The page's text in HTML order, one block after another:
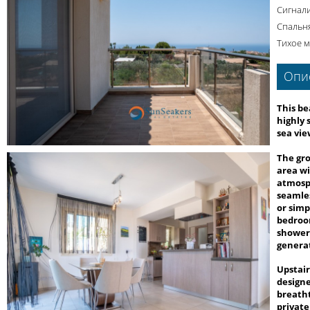
Тихое
This
highly
sea
The
area
or